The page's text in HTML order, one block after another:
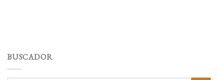
BUSCADOR